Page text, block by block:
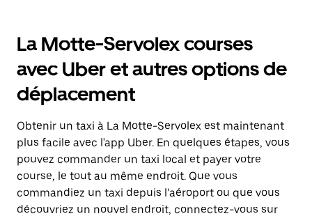
La Motte-Servolex courses
avec Uber et autres options de
déplacement
Obtenir un taxi à La Motte-Servolex est maintenant
plus facile avec l'app Uber. En quelques étapes, vous
pouvez commander un taxi local et payer votre
course, le tout au même endroit. Que vous
commandiez un taxi depuis l’aéroport ou que vous
découvriez un nouvel endroit, connectez-vous sur